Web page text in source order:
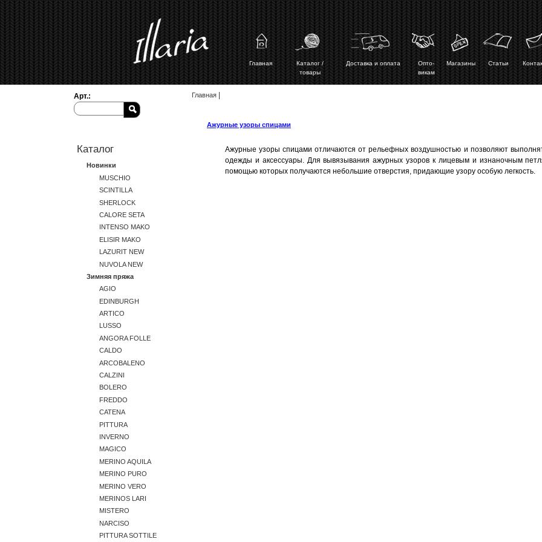
Главная
Каталог /
товары
Доставка и оплата
Опто-
викам
Магазины Статьи
Арт.:
Каталог
Новинки
MUSCHIO
SCINTILLA
SHERLOCK
CALORE SETA
INTENSO MAKO
ELISIR MAKO
LAZURIT NEW
NUVOLA NEW
Зимняя пряжа
AGIO
EDINBURGH
ARTICO
LUSSO
ANGORA FOLLE
CALDO
ARCOBALENO
CALZINI
BOLERO
FREDDO
CATENA
PITTURA
INVERNO
MAGICO
MERINO AQUILA
MERINO PURO
MERINO VERO
MERINOS LARI
MISTERO
NARCISO
PITTURA SOTTILE
Вы здесь
Главная
Ажурные узоры спицами
Ажурные узоры спицами отличаются от рельефных воздушностью и позволяют
одежды и аксессуары. Для вывязывания ажурных узоров к лицевым и изнаночным
помощью которых получаются небольшие отверстия, придающие узору особую легкость.